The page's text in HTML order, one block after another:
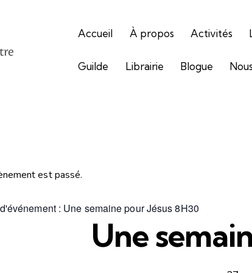
Accueil À propos Activités
Guilde Librairie Blogue
est passé.
: Une semaine pour Jésus 8H30
Une